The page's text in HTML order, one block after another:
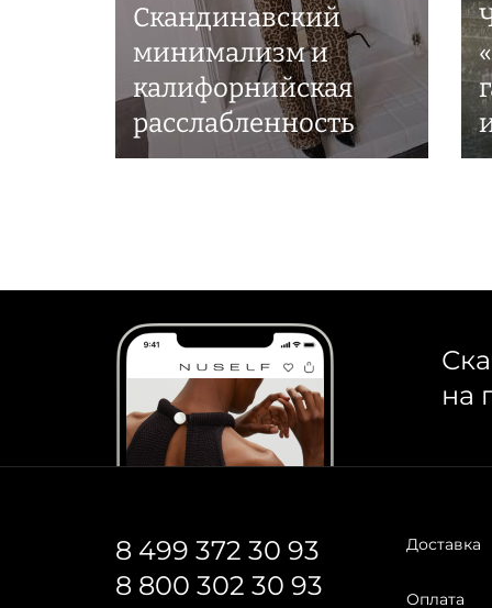
Скандинавский
минимализм и
калифорнийская
расслабленность
на
8 499 372 30 93
8 800 302 30 93
Доставка
Оплата